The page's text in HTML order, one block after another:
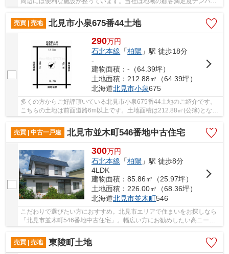
ワンを目指し、親切丁寧な対応を心がけており...
売買 | 売地
北見市小泉675番44土地
290万円
石北本線 「柏陽 」駅 徒歩18分
-
建物面積：-（64.39坪）
土地面積：212.88㎡（64.39坪）
北海道北見市小泉675
多くの方からご好評頂いている北見市小泉675番44土地のご紹介です。
こちらの土地は前面道路6m以上です。土地面積は212.88㎡(公簿)となっ
売買 | 中古一戸建
北見市並木町546番地中古住宅
300万円
石北本線 「柏陽 」駅 徒歩8分
4LDK
建物面積：85.86㎡（25.97坪）
土地面積：226.00㎡（68.36坪）
北海道北見市並木町546
こだわりで選びたい方におすすめ。北見市エリアで住まいをお探しなら
「北見市並木町546番地中古住宅」。幅広い方にお勧めしたい高ニーズ
売買 | 売地
東陵町土地